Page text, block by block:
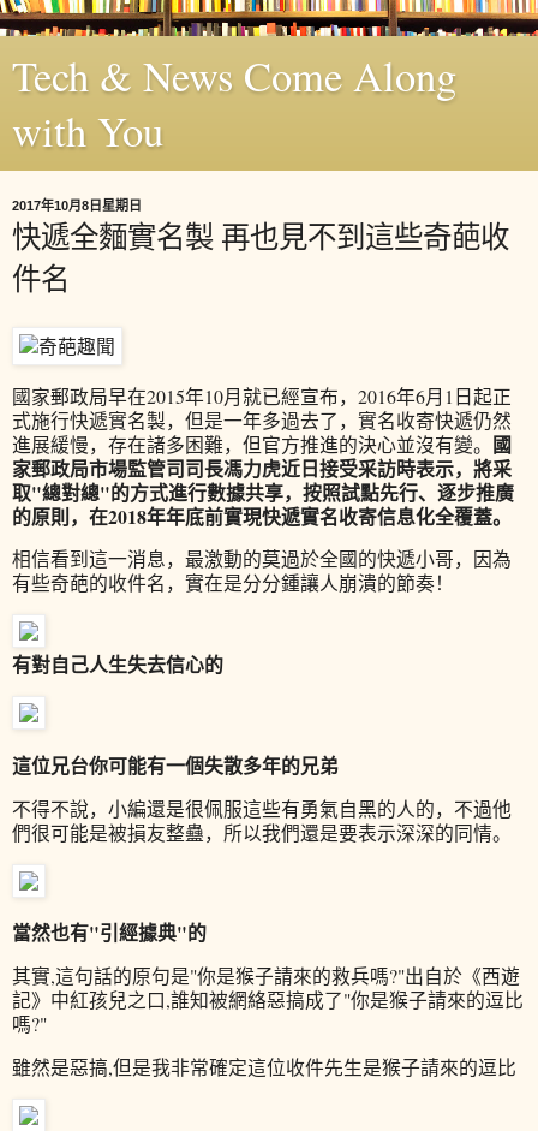
Tech & News Come Along
with You
2017年10月8日星期日
快遞全麵實名製 再也見不到這些奇葩收
件名
國家郵政局早在2015年10月就已經宣布，2016年6月1日起正
式施行快遞實名製，但是一年多過去了，實名收寄快遞仍然
進展緩慢，存在諸多困難，但官方推進的決心並沒有變。 國
家郵政局市場監管司司長馮力虎近日接受采訪時表示，將采
取"總對總"的方式進行數據共享，按照試點先行、逐步推廣
的原則，在2018年年底前實現快遞實名收寄信息化全覆蓋。
相信看到這一消息，最激動的莫過於全國的快遞小哥，因為
有些奇葩的收件名，實在是分分鍾讓人崩潰的節奏！
有對自己人生失去信心的
這位兄台你可能有一個失散多年的兄弟
不得不說，小編還是很佩服這些有勇氣自黑的人的，不過他
們很可能是被損友整蠱，所以我們還是要表示深深的同情。
當然也有"引經據典"的
其實,這句話的原句是"你是猴子請來的救兵嗎?"出自於《西遊
記》中紅孩兒之口,誰知被網絡惡搞成了"你是猴子請來的逗比
嗎?"
雖然是惡搞,但是我非常確定這位收件先生是猴子請來的逗比